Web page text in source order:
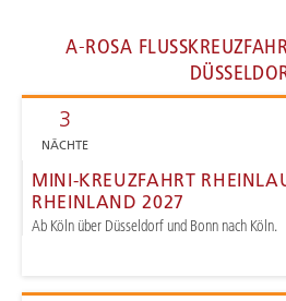
A-ROSA
3
NÄCHTE
MINI-KREUZFAHRT
RHEINLAND 2027
Ab Köln über Düsseldorf und Bonn nach Köln.